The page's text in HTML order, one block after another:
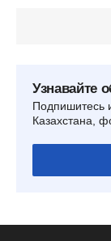
Узнавайте
Подпишитесь
Казахстана,